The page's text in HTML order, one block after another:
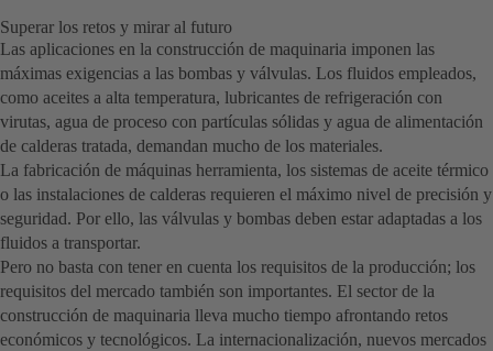
Superar los retos y mirar al futuro
Las aplicaciones en la construcción de maquinaria imponen las
máximas exigencias a las bombas y válvulas. Los fluidos empleados,
como aceites a alta temperatura, lubricantes de refrigeración con
virutas, agua de proceso con partículas sólidas y agua de alimentación
de calderas tratada, demandan mucho de los materiales.
La fabricación de máquinas herramienta, los sistemas de aceite térmico
o las instalaciones de calderas requieren el máximo nivel de precisión y
seguridad. Por ello, las válvulas y bombas deben estar adaptadas a los
fluidos a transportar.
Pero no basta con tener en cuenta los requisitos de la producción; los
requisitos del mercado también son importantes. El sector de la
construcción de maquinaria lleva mucho tiempo afrontando retos
económicos y tecnológicos. La internacionalización, nuevos mercados